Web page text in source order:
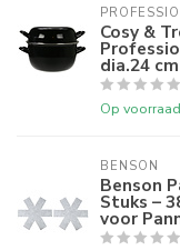
Cosy &
dia.24
Op voorraad
BENSON
Benson
Stuks –
voor